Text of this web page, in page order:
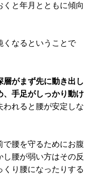
くと年月とともに傾向
くなるということで
層がまず先に動き出し
、手足がしっかり動け
われると腰が安定しな
腰を守るためにお腹
腰が弱い方はその反
り腰になったりする